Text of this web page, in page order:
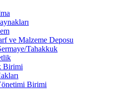
ve Malzeme Deposu
Tahakkuk
Birimi
Birimi